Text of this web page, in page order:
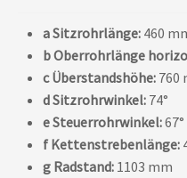
a Sitzrohrlänge: 460
b Oberrohrlänge
c Überstandshöhe: 760
d Sitzrohrwinkel: 74°
e Steuerrohrwinkel:67°
f Kettenstrebenlänge:
g Radstand: 1103 mm